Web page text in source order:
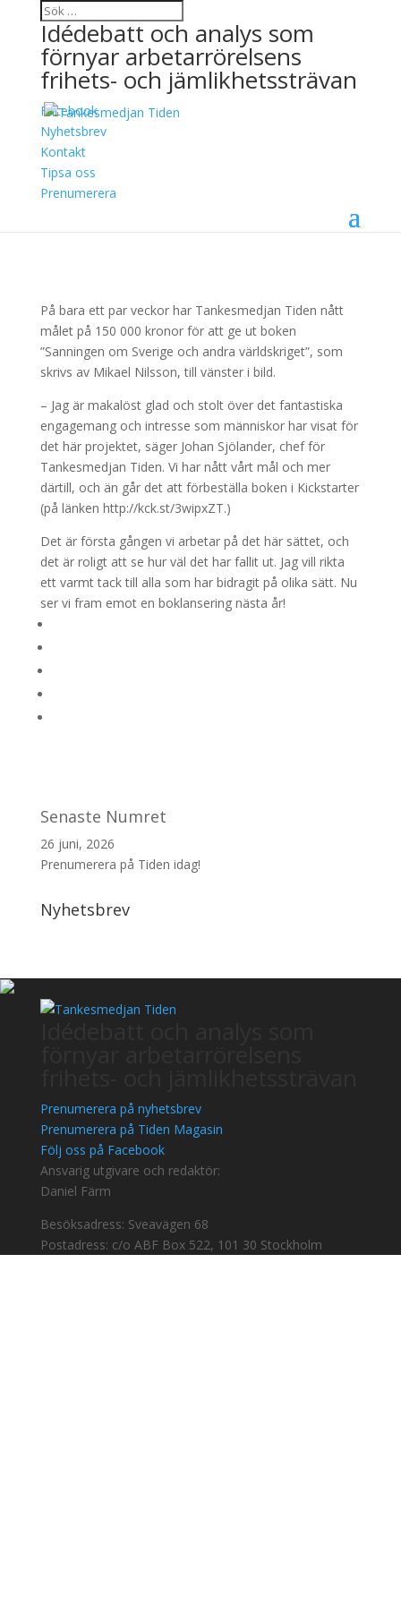
Idédebatt och analys som
förnyar arbetarrörelsens
frihets- och jämlikhetssträvan
Facebook
Nyhetsbrev
Kontakt
Tipsa oss
Prenumerera
Vår crowdfunding är i
mål!
29 november, 2021
På bara ett par veckor har Tankesmedjan Tiden nått
målet på 150 000 kronor för att ge ut boken
”Sanningen om Sverige och andra världskriget”, som
skrivs av Mikael Nilsson, till vänster i bild.
– Jag är makalöst glad och stolt över det fantastiska
engagemang och intresse som människor har visat för
det här projektet, säger Johan Sjölander, chef för
Tankesmedjan Tiden. Vi har nått vårt mål och mer
därtill, och än går det att förbeställa boken i Kickstarter
(på länken http://kck.st/3wipxZT.)
Det är första gången vi arbetar på det här sättet, och
det är roligt att se hur väl det har fallit ut. Jag vill rikta
ett varmt tack till alla som har bidragit på olika sätt. Nu
ser vi fram emot en boklansering nästa år!
Senaste Numret
26 juni, 2026
Prenumerera på Tiden idag!
Nyhetsbrev
Prenumerera på nyhetsbrev
Prenumerera på Tiden Magasin
Följ oss på Facebook
Ansvarig utgivare och redaktör:
Daniel Färm
Besöksadress: Sveavägen 68
Postadress: c/o ABF Box 522, 101 30 Stockholm